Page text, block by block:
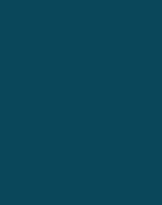
kita lakukan tidak serta merta akan
merek (Ditjen Kekayaan
Hukum dan HAM). Setidaknya ada
harus dilewati sebelum merek yang
diberikan sertifikat merek. Dimulai
formalitas, pengumuman merek,
merek didaftar dan diberikan
diatas, kebanyakan merek yang
gagal atau tidak dapat melewati
Hal ini dikarenakan merek yang
saat pemeriksaan substantif.
? Pemeriksaan substantif